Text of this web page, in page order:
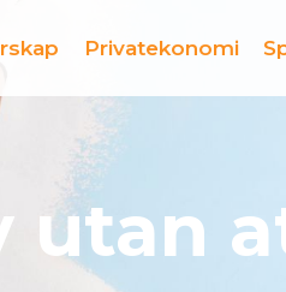
Privatekonomi
utan